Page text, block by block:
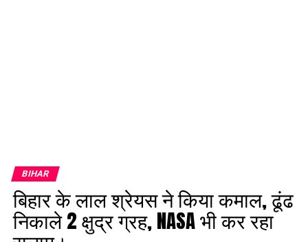
BIHAR
बिहार के लाल श्रेयस ने किया कमाल, ढूंढ
निकाले 2 क्षुद्र ग्रह, NASA भी कर रहा